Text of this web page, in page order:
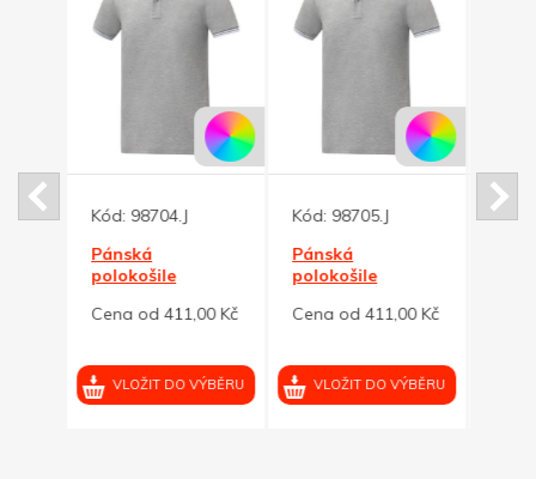
Kód: 98704.J
Pánská
polokošile
ELEVATE šedý
Cena od 411,00 Kč
VLOŽIT DO VÝBĚRU
Kód: 98705.J
Pánská
polokošile
ELEVATE šedý
Cena od 411,00 Kč
VLOŽIT DO VÝBĚRU
Kód: